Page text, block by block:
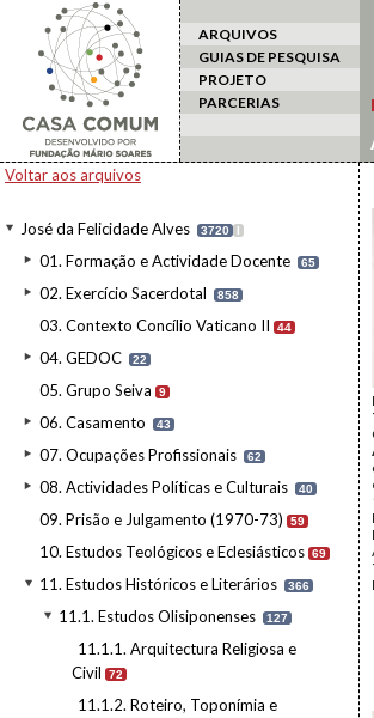
ARQUIVOS
GUIAS DE PESQUISA
PROJETO
PARCERIAS
Voltar aos arquivos
José da Felicidade Alves 3720 I
01. Formação e Actividade Docente 65
02. Exercício Sacerdotal 858
03. Contexto Concílio Vaticano II 44
04. GEDOC 22
05. Grupo Seiva 9
06. Casamento 43
07. Ocupações Profissionais 62
08. Actividades Políticas e Culturais 40
09. Prisão e Julgamento (1970-73) 59
10. Estudos Teológicos e Eclesiásticos 69
11. Estudos Históricos e Literários 366
11.1. Estudos Olisiponenses 127
11.1.1. Arquitectura Religiosa e
Civil
72
11.1.2. Roteiro, Toponímia e